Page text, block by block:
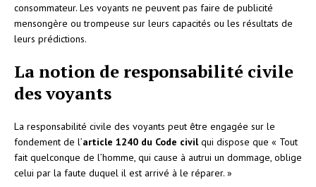
consommateur. Les voyants ne peuvent pas faire de publicité
mensongère ou trompeuse sur leurs capacités ou les résultats de
leurs prédictions.
La notion de responsabilité civile
des voyants
La responsabilité civile des voyants peut être engagée sur le
fondement de l’article 1240 du Code civilqui dispose que « Tout
fait quelconque de l’homme, qui cause à autrui un dommage, oblige
celui par la faute duquel il est arrivé à le réparer. »